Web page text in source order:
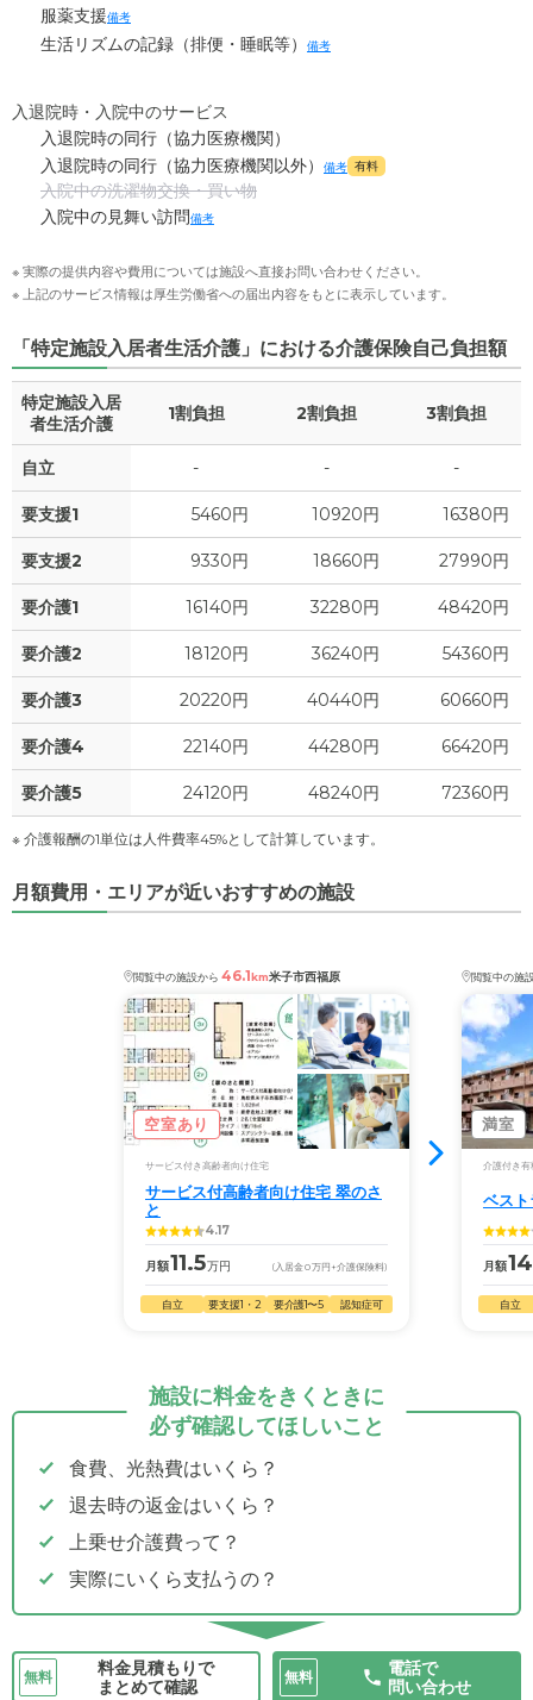
服薬支援備考
生活リズムの記録（排便・睡眠等） 備考
入退院時・入院中のサービス
入退院時の同行（協力医療機関）
入退院時の同行（協力医療機関以外）
備考 有料
入院中の洗濯物交換・買い物
入院中の見舞い訪問備考
※ 実際の提供内容や費用については施設へ直接お問い合わせください。
※ 上記のサービス情報は厚生労働省への届出内容をもとに表示しています。
「特定施設入居者生活介護」における介護保険自己負担額
特定施設入居
者生活介護
1割負担 2割負担 3割負担
自立 - - -
要支援1 5460円 10920円 16380円
要支援2 9330円 18660円 27990円
要介護1 16140円 32280円 48420円
要介護2 18120円 36240円 54360円
要介護3 20220円 40440円 60660円
要介護4 22140円 44280円 66420円
要介護5 24120円 48240円 72360円
※ 介護報酬の1単位は人件費率45%として計算しています。
月額費用・エリアが近いおすすめの施設
閲覧中の施設から 46.1km米子市西福原
空室あり
サービス付き高齢者向け住宅
サービス付高齢者向け住宅 翠のさ
と
4.17
月額11.5万円 (入居金0万円 +介護保険料)
自立 要支援1・2 要介護1〜5 認知症可
閲覧中の施
満室
介護付き有
ベス
月額
自立
施設に料金をきくときに
必ず確認してほしいこと
食費、光熱費はいくら？
退去時の返金はいくら？
上乗せ介護費って？
実際にいくら支払うの？
無料
料金見積もりで
まとめて確認
無料
電話で
問い合わせ